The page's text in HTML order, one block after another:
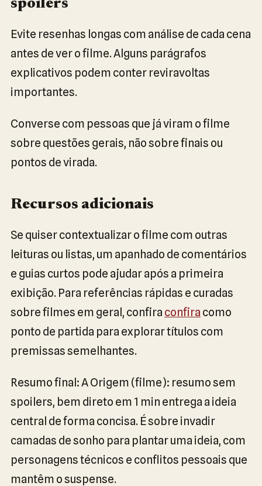
spoilers
Evite resenhas longas com análise de cada cena
antes de ver o filme. Alguns parágrafos
explicativos podem conter reviravoltas
importantes.
Converse com pessoas que já viram o filme
sobre questões gerais, não sobre finais ou
pontos de virada.
Recursos adicionais
Se quiser contextualizar o filme com outras
leituras ou listas, um apanhado de comentários
e guias curtos pode ajudar após a primeira
exibição. Para referências rápidas e curadas
sobre filmes em geral, confira confira como
ponto de partida para explorar títulos com
premissas semelhantes.
Resumo final: A Origem (filme): resumo sem
spoilers, bem direto em 1 min entrega a ideia
central de forma concisa. É sobre invadir
camadas de sonho para plantar uma ideia, com
personagens técnicos e conflitos pessoais que
mantêm o suspense.